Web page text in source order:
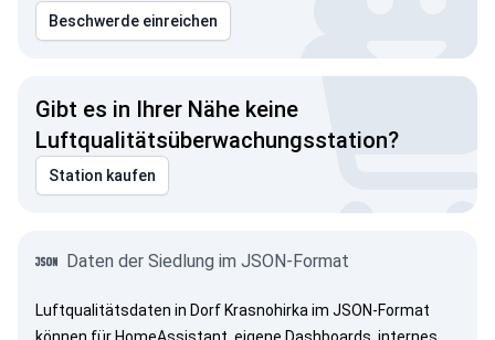
Beschwerde einreichen
Gibt es in Ihrer Nähe keine
Luftqualitätsüberwachungsstation?
Station kaufen
Daten der Siedlung im JSON-Format
Luftqualitätsdaten in Dorf Krasnohirka im JSON-Format